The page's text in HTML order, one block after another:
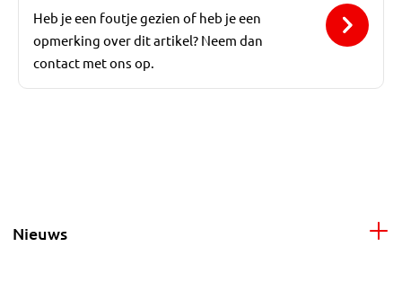
Heb je een foutje gezien of heb je een
opmerking over dit artikel? Neem dan
contact met ons op.
Nieuws